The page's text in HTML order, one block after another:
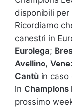
disponibili per
Ricordiamo
canestri in
Eurolega;
Avellino,
Cantù in caso
in Champions
prossimo